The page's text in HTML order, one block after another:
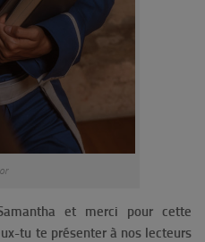
et merci pour cette
tu te présenter à nos lecteurs